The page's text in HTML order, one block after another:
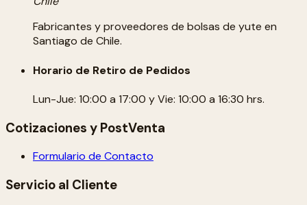
Fabricantes y proveedores de bolsas de yute en
Santiago de Chile.
Horario de Retiro de Pedidos
Lun-Jue: 10:00 a 17:00 y Vie: 10:00 a 16:30 hrs.
Cotizaciones y PostVenta
Formulario de Contacto
Servicio al Cliente